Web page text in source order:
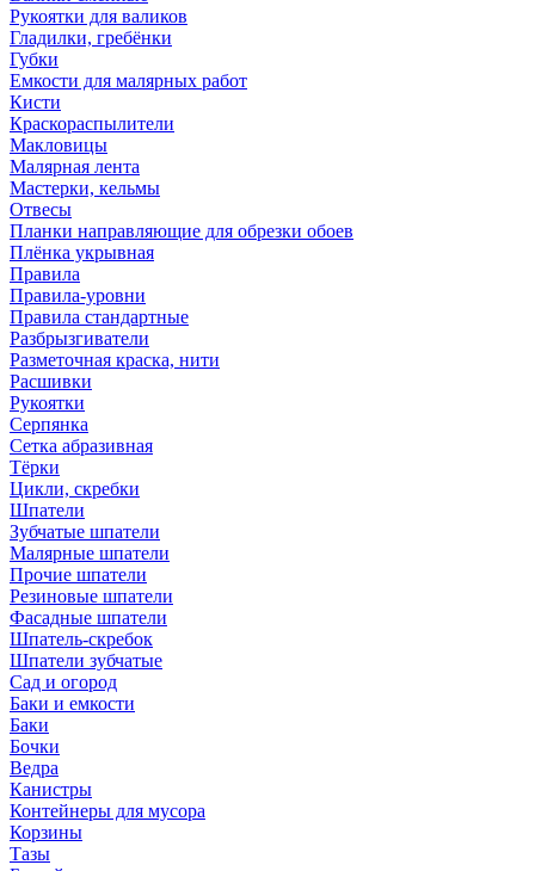
Рукоятки для валиков
Гладилки, гребёнки
Губки
Емкости для малярных работ
Кисти
Краскораспылители
Макловицы
Малярная лента
Мастерки, кельмы
Отвесы
Планки направляющие для обрезки обоев
Плёнка укрывная
Правила
Правила-уровни
Правила стандартные
Разбрызгиватели
Разметочная краска, нити
Расшивки
Рукоятки
Серпянка
Сетка абразивная
Тёрки
Цикли, скребки
Шпатели
Зубчатые шпатели
Малярные шпатели
Прочие шпатели
Резиновые шпатели
Фасадные шпатели
Шпатель-скребок
Шпатели зубчатые
Сад и огород
Баки и емкости
Баки
Бочки
Ведра
Канистры
Контейнеры для мусора
Корзины
Тазы